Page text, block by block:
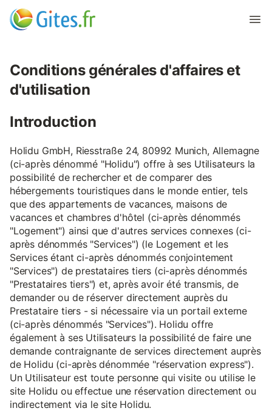
Conditions générales d'affaires et
d'utilisation
Introduction
Holidu GmbH, Riesstraße 24, 80992 Munich, Allemagne
(ci-après dénommé "Holidu") offre à ses Utilisateurs la
possibilité de rechercher et de comparer des
hébergements touristiques dans le monde entier, tels
que des appartements de vacances, maisons de
vacances et chambres d'hôtel (ci-après dénommés
"Logement") ainsi que d'autres services connexes (ci-
après dénommés "Services") (le Logement et les
Services étant ci-après dénommés conjointement
"Services") de prestataires tiers (ci-après dénommés
"Prestataires tiers") et, après avoir été transmis, de
demander ou de réserver directement auprès du
Prestataire tiers - si nécessaire via un portail externe
(ci-après dénommés "Services"). Holidu offre
également à ses Utilisateurs la possibilité de faire une
demande contraignante de services directement auprès
de Holidu (ci-après dénommée "réservation express").
Un Utilisateur est toute personne qui visite ou utilise le
site Holidu ou effectue une réservation directement ou
indirectement via le site Holidu.